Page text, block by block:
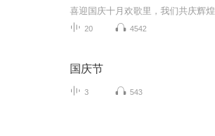
20 4542
国庆节
3 543